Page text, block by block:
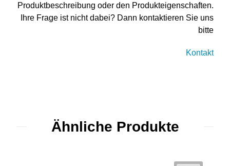
Produktbeschreibung oder den Produkteigenschaften.
Ihre Frage ist nicht dabei? Dann kontaktieren Sie uns
bitte
Kontakt
Ähnliche Produkte